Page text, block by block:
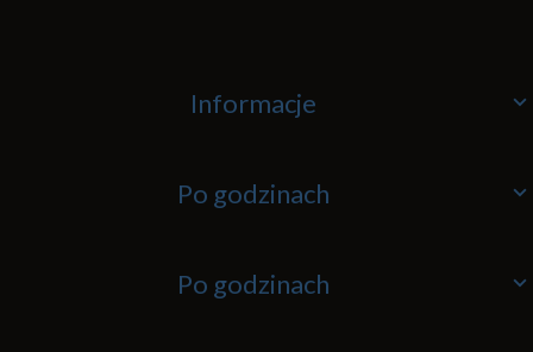
Informacje
Po godzinach
Po godzinach